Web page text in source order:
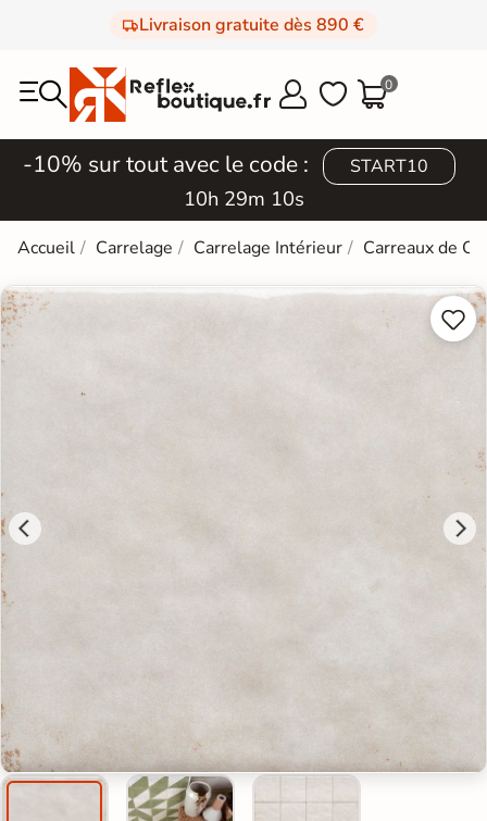
Livraison gratuite dès 890 €
  0
-10% sur tout avec le code : START10
10h 29m 09s
Accueil Carrelage Carrelage Intérieur Carreaux de

